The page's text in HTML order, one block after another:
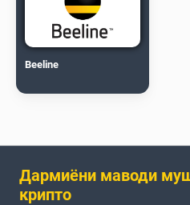
Beeline
Дармиёни маводи
крипто